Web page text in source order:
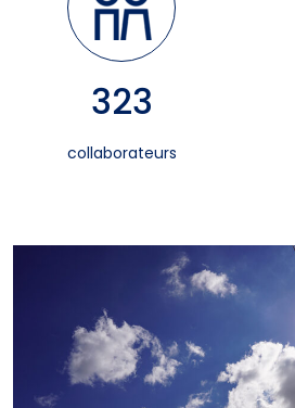
323
collaborateurs